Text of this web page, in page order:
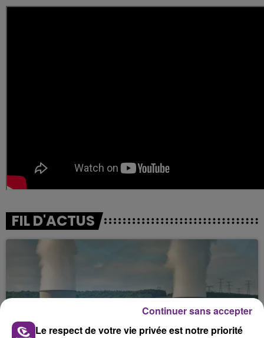
FIL D'ACTUS
Le respect de votre vie privée est notre priorité
Continuer sans accepter